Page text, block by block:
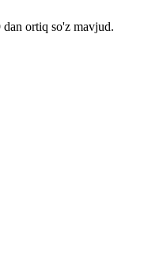
ortiq so'z mavjud.